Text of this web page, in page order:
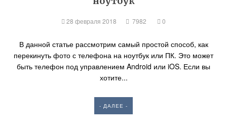
28 февраля 2018 7982 0
В данной статье рассмотрим самый простой способ, как
перекинуть фото с телефона на ноутбук или ПК. Это может
быть телефон под управлением Android или iOS. Если вы
хотите...
- ДАЛЕЕ -